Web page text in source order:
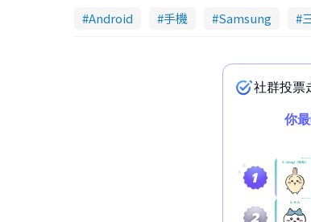
Android 手機 Samsung